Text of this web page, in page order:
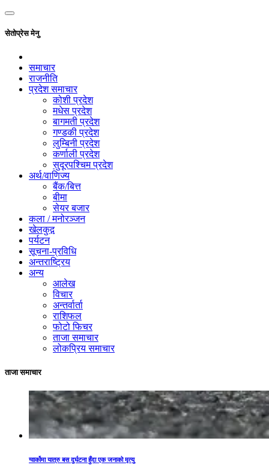
सेतोप्रेस मेनु
समाचार
राजनीति
प्रदेश समाचार
कोशी प्रदेश
मधेस प्रदेश
बागमती प्रदेश
गण्डकी प्रदेश
लुम्बिनी प्रदेश
कर्णाली प्रदेश
सुदूरपश्चिम प्रदेश
अर्थ/वाणिज्य
बैंक/बित्त
बीमा
सेयर बजार
कला / मनोरञ्जन
खेलकुद़़
पर्यटन
सूचना-प्रविधि
अन्तराष्ट्रिय
अन्य
आलेख
विचार
अन्तर्वार्ता
राशिफल
फोटो फिचर
ताजा समाचार
लोकप्रिय समाचार
ताजा समाचार
ग्वार्कोमा यात्रु बस दुर्घटना हुँदा एक जनाको मृत्यु